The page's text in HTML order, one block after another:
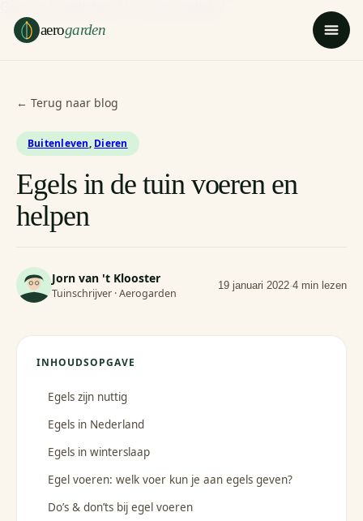
aerogarden
← Terug naar blog
Buitenleven, Dieren
Egels in de tuin voeren en
helpen
Jorn van 't Klooster
Tuinschrijver · Aerogarden
19 januari 2022·4 min lezen
INHOUDSOPGAVE
Egels zijn nuttig
Egels in Nederland
Egels in winterslaap
Egel voeren: welk voer kun je aan egels geven?
Do’s & don’ts bij egel voeren